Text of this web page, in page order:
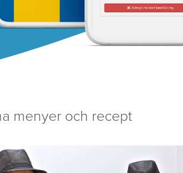
menyer och recept